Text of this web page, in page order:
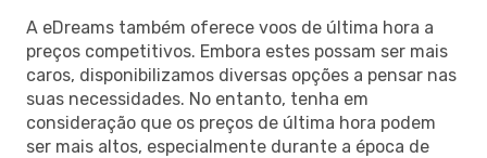
A eDreams também oferece voos de última hora a
preços competitivos. Embora estes possam ser mais
caros, disponibilizamos diversas opções a pensar nas
suas necessidades. No entanto, tenha em
consideração que os preços de última hora podem
ser mais altos, especialmente durante a época de